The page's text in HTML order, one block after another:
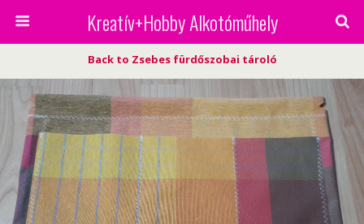
Kreatív+Hobby Alkotóműhely
Back to Zsebes fürdőszobai tároló